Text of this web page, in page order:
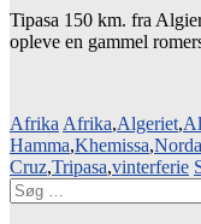
Tipasa 150 km. fra
opleve en gammel
Afrika Afrika,Algeriet,
Hamma,Khemissa,
Cruz,Tripasa,vinterferie
Søg
efter